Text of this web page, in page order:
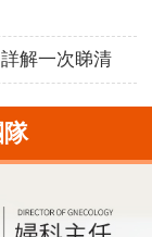
解一次睇清